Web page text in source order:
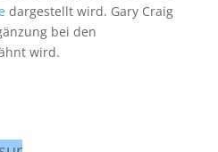
dargestellt wird. Gary Craig
bei den
wird.